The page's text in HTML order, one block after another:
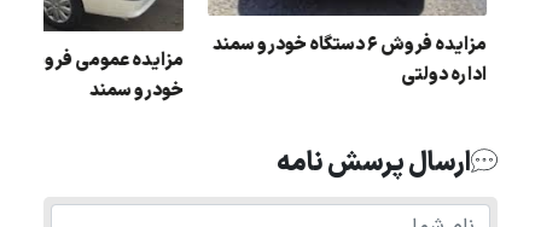
خودرو سمند
مزایده فروش 6 دستگاه خودرو سمند
اداره دولتی
ارسال پرسش نامه